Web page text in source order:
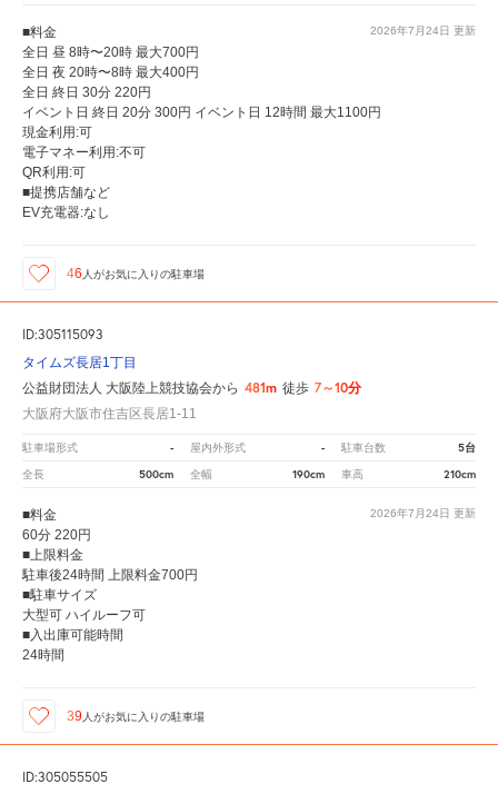
2026年7月24日 更新
■料金
全日 昼 8時〜20時 最大700円
全日 夜 20時〜8時 最大400円
全日 終日 30分 220円
イベント日 終日 20分 300円 イベント日 12時間 最大1100円
現金利用:可
電子マネー利用:不可
QR利用:可
■提携店舗など
EV充電器:なし
46 人がお気に入りの駐車場
ID:305115093
タイムズ長居1丁目
公益財団法人 大阪陸上競技協会から 481m 徒歩 7～10分
大阪府大阪市住吉区長居1-11
駐車場形式 - 屋内外形式 - 駐車台数 5台
全長 500cm 全幅 190cm 車高 210cm
2026年7月24日 更新
■料金
60分 220円
■上限料金
駐車後24時間 上限料金700円
■駐車サイズ
大型可 ハイルーフ可
■入出庫可能時間
24時間
39 人がお気に入りの駐車場
ID:305055505